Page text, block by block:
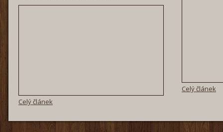
Celý článek
Celý článek